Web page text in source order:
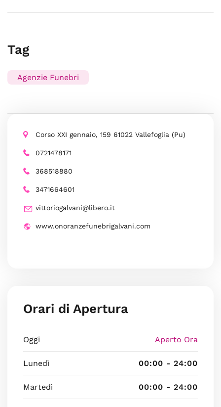
Tag
Agenzie Funebri
Corso XXI gennaio, 159 61022 Vallefoglia (Pu)
0721478171
368518880
3471664601
vittoriogalvani@libero.it
www.onoranzefunebrigalvani.com
Orari di Apertura
Oggi Aperto Ora
Lunedì 00:00 - 24:00
Martedì 00:00 - 24:00